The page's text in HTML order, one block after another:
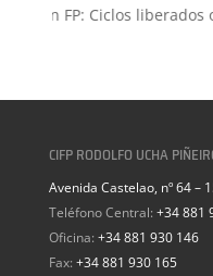
FP: Ciclos liberados
CIFP RODOLFO UCHA
Avenida Castelao, nº 64 –
Teléfono Central: +34 881
Oficina: +34 881 930 146
Fax: +34 881 930 165